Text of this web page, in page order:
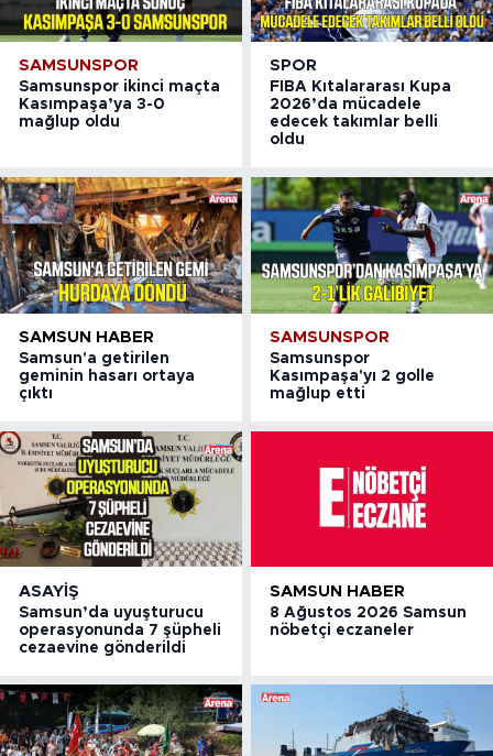
SAMSUNSPOR
Samsunspor ikinci maçta
Kasımpaşa’ya 3-0
mağlup oldu
SPOR
FIBA Kıtalararası Kupa
2026’da mücadele
edecek takımlar belli
oldu
SAMSUN HABER
Samsun'a getirilen
geminin hasarı ortaya
çıktı
SAMSUNSPOR
Samsunspor
Kasımpaşa'yı 2 golle
mağlup etti
ASAYIŞ
Samsun’da uyuşturucu
operasyonunda 7 şüpheli
cezaevine gönderildi
SAMSUN HABER
8 Ağustos 2026 Samsun
nöbetçi eczaneler